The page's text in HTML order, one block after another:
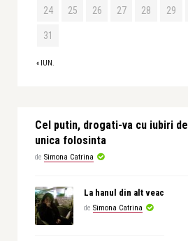
« IUN.
24 25 26 27 28 29
31
Cel putin, drogati-va cu iubiri de
unica folosinta
de Simona Catrina
La hanul din alt veac
de Simona Catrina